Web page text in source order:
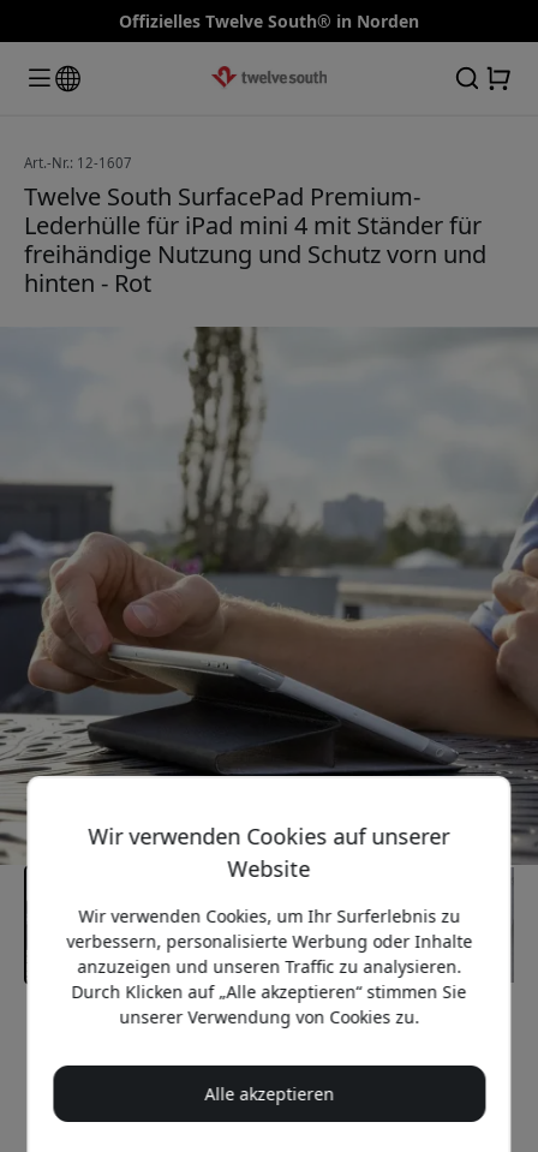
Offizielles Twelve South® in Norden
Art.-Nr.: 12-1607
Twelve South SurfacePad Premium-
Lederhülle für iPad mini 4 mit Ständer für
freihändige Nutzung und Schutz vorn und
hinten - Rot
Empfohlener Preis
79.99 EUR
Wir verwenden Cookies auf unserer
Website
Wir verwenden Cookies, um Ihr Surferlebnis zu
verbessern, personalisierte Werbung oder Inhalte
anzuzeigen und unseren Traffic zu analysieren.
Durch Klicken auf „Alle akzeptieren“ stimmen Sie
unserer Verwendung von Cookies zu.
Alle akzeptieren